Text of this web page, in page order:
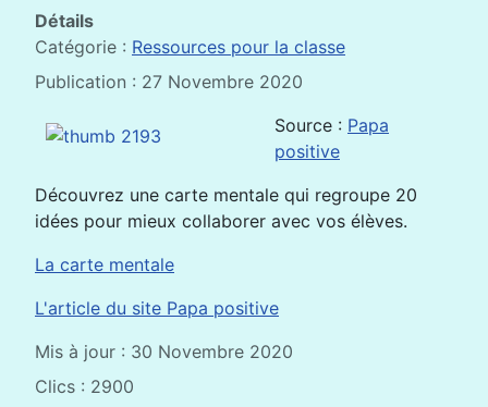
Détails
Catégorie : Ressources pour la classe
Publication : 27 Novembre 2020
Source : Papa
positive
Découvrez une carte mentale qui regroupe 20
idées pour mieux collaborer avec vos élèves.
La carte mentale
L'article du site Papa positive
Mis à jour : 30 Novembre 2020
Clics : 2900